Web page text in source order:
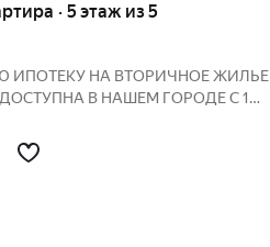
· 5 этаж из 5
ИПОТЕКУ НА ВТОРИЧНОЕ ЖИЛЬЕ
В НАШЕМ ГОРОДЕ С 1
постройки. Квартира с хорошим